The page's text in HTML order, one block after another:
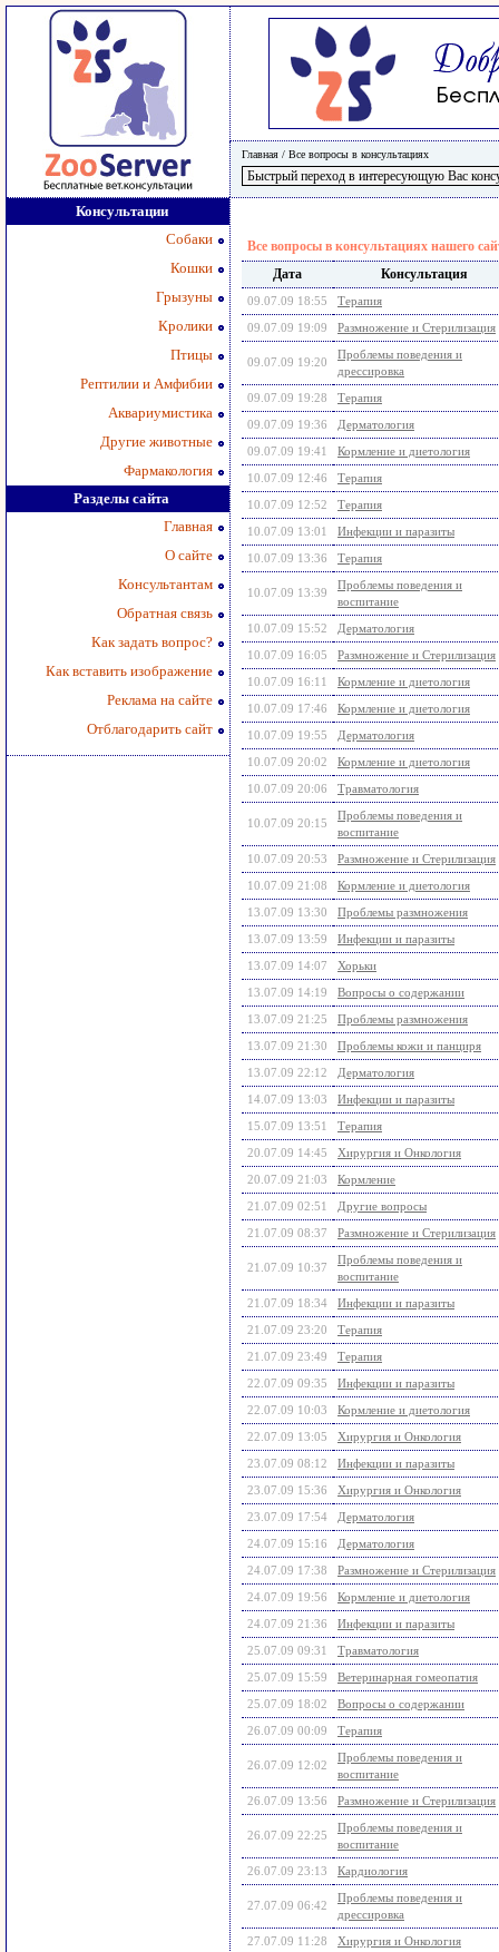
Главная / Все вопросы в консультациях
Консультации
Собаки
Кошки
Грызуны
Кролики
Птицы
Рептилии и Амфибии
Аквариумистика
Другие животные
Фармакология
Разделы сайта
Главная
О сайте
Консультантам
Обратная связь
Как задать вопрос?
Как вставить изображение
Реклама на сайте
Отблагодарить сайт
Все вопросы в консультациях нашего
Дата
Консультация
09.07.09 18:55
Терапия
09.07.09 19:09
Размножение и Стерилизация
09.07.09 19:20
Проблемы поведения и
дрессировка
09.07.09 19:28
Терапия
09.07.09 19:36
Дерматология
09.07.09 19:41
Кормление и диетология
10.07.09 12:46
Терапия
10.07.09 12:52
Терапия
10.07.09 13:01
Инфекции и паразиты
10.07.09 13:36
Терапия
10.07.09 13:39
Проблемы поведения и
воспитание
10.07.09 15:52
Дерматология
10.07.09 16:05
Размножение и Стерилизация
10.07.09 16:11
Кормление и диетология
10.07.09 17:46
Кормление и диетология
10.07.09 19:55
Дерматология
10.07.09 20:02
Кормление и диетология
10.07.09 20:06
Травматология
10.07.09 20:15
Проблемы поведения и
воспитание
10.07.09 20:53
Размножение и Стерилизация
10.07.09 21:08
Кормление и диетология
13.07.09 13:30
Проблемы размножения
13.07.09 13:59
Инфекции и паразиты
13.07.09 14:07
Хорьки
13.07.09 14:19
Вопросы о содержании
13.07.09 21:25
Проблемы размножения
13.07.09 21:30
Проблемы кожи и панциря
13.07.09 22:12
Дерматология
14.07.09 13:03
Инфекции и паразиты
15.07.09 13:51
Терапия
20.07.09 14:45
Хирургия и Онкология
20.07.09 21:03
Кормление
21.07.09 02:51
Другие вопросы
21.07.09 08:37
Размножение и Стерилизация
21.07.09 10:37
Проблемы поведения и
воспитание
21.07.09 18:34
Инфекции и паразиты
21.07.09 23:20
Терапия
21.07.09 23:49
Терапия
22.07.09 09:35
Инфекции и паразиты
22.07.09 10:03
Кормление и диетология
22.07.09 13:05
Хирургия и Онкология
23.07.09 08:12
Инфекции и паразиты
23.07.09 15:36
Хирургия и Онкология
23.07.09 17:54
Дерматология
24.07.09 15:16
Дерматология
24.07.09 17:38
Размножение и Стерилизация
24.07.09 19:56
Кормление и диетология
24.07.09 21:36
Инфекции и паразиты
25.07.09 09:31
Травматология
25.07.09 15:59
Ветеринарная гомеопатия
25.07.09 18:02
Вопросы о содержании
26.07.09 00:09
Терапия
26.07.09 12:02
Проблемы поведения и
воспитание
26.07.09 13:56
Размножение и Стерилизация
26.07.09 22:25
Проблемы поведения и
воспитание
26.07.09 23:13
Кардиология
27.07.09 06:42
Проблемы поведения и
дрессировка
27.07.09 11:28
Хирургия и Онкология